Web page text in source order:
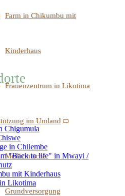
Farm in Chikumbu mit
Kinderhaus
Frauenzentrum in Likotima
im Umland
Medizinische
Grundversorgung
Chigumula
in Chilembe
"Back to life" in Mwayi /
mit Kinderhaus
Likotima